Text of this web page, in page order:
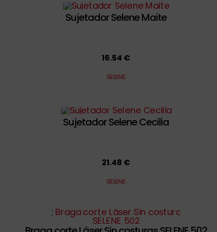
Sujetador Selene Maite
16.54 €
SELENE
Sujetador Selene Cecilia
21.48 €
SELENE